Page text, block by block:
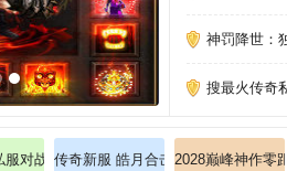
神罚降世：
搜最火传奇
络的1.76版本金币合击传奇私服，畅快游戏
服对战技巧:今日新开传奇简单解析战士英雄
传奇新服 皓月合击 2028巅峰神作零